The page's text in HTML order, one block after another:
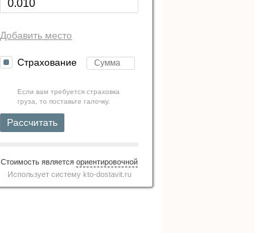
Добавить место
Страхование
Если вам требуется страховка
груза, то поставьте галочку.
Рассчитать
Стоимость является ориентировочной
Использует систему kto-dostavit.ru